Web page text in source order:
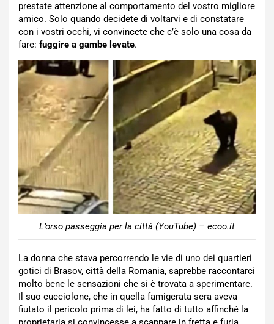
prestate attenzione al comportamento del vostro migliore
amico. Solo quando decidete di voltarvi e di constatare
con i vostri occhi, vi convincete che c’è solo una cosa da
fare: fuggire a gambe levate.
L’orso passeggia per la città (YouTube) – ecoo.it
La donna che stava percorrendo le vie di uno dei quartieri
gotici di Brasov, città della Romania, saprebbe raccontarci
molto bene le sensazioni che si è trovata a sperimentare.
Il suo cucciolone, che in quella famigerata sera aveva
fiutato il pericolo prima di lei, ha fatto di tutto affinché la